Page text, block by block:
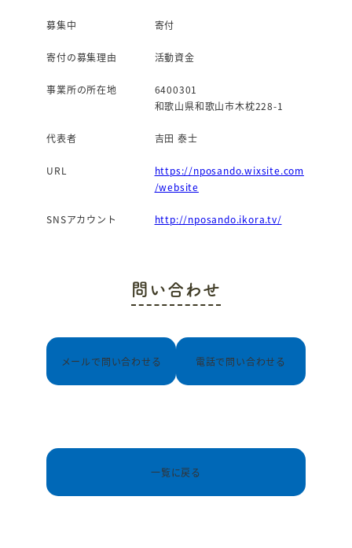
募集中 寄付
寄付の募集理由 活動資金
事業所の所在地
6400301
和歌山県和歌山市木枕228-1
代表者 吉田 泰士
URL
https://nposando.wixsite.com
/website
SNSアカウント http://nposando.ikora.tv/
問い合わせ
メールで問い合わせる 電話で問い合わせる
一覧に戻る